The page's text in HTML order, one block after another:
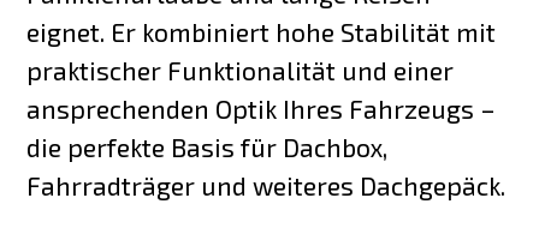
eignet. Er kombiniert hohe Stabilität mit
praktischer Funktionalität und einer
ansprechenden Optik Ihres Fahrzeugs –
die perfekte Basis für Dachbox,
Fahrradträger und weiteres Dachgepäck.